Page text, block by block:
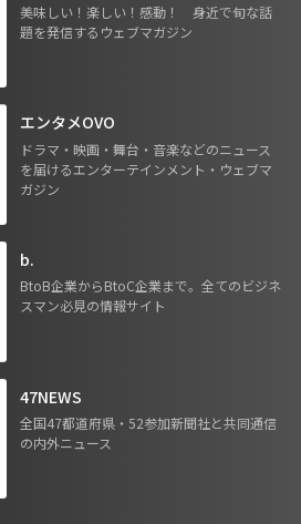
美味しい！楽しい！感動！ 身近で旬な話
題を発信するウェブマガジン
エンタメOVO
ドラマ・映画・舞台・音楽などのニュース
を届けるエンターテインメント・ウェブマ
ガジン
b.
BtoB企業からBtoC企業まで。全てのビジネ
スマン必見の情報サイト
47NEWS
全国47都道府県・52参加新聞社と共同通信
の内外ニュース